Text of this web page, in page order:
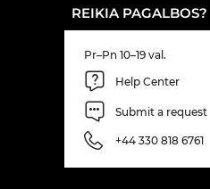
REIKIA PAGALBOS?
Pr–Pn 10–19 val.
Help Center
Submit a request
+44 330 818 6761